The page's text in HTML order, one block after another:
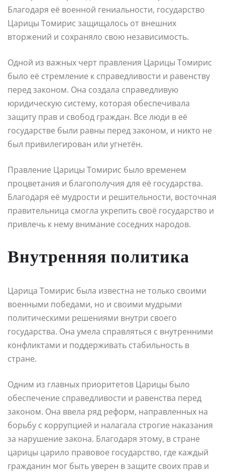
Благодаря её военной гениальности, государство
Царицы Томирис защищалось от внешних
вторжений и сохраняло свою независимость.
Одной из важных черт правления Царицы Томирис
было её стремление к справедливости и равенству
перед законом. Она создала справедливую
юридическую систему, которая обеспечивала
защиту прав и свобод граждан. Все люди в её
государстве были равны перед законом, и никто не
был привилегирован или угнетён.
Правление Царицы Томирис было временем
процветания и благополучия для её государства.
Благодаря её мудрости и решительности, восточная
правительница смогла укрепить своё государство и
привлечь к нему внимание соседних народов.
Внутренняя политика
Царица Томирис была известна не только своими
военными победами, но и своими мудрыми
политическими решениями внутри своего
государства. Она умела справляться с внутренними
конфликтами и поддерживать стабильность в
стране.
Одним из главных приоритетов Царицы было
обеспечение справедливости и равенства перед
законом. Она ввела ряд реформ, направленных на
борьбу с коррупцией и налагала строгие наказания
за нарушение закона. Благодаря этому, в стране
царицы царило правовое государство, где каждый
гражданин мог быть уверен в защите своих прав и